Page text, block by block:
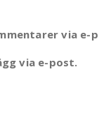
via e-
via e-post.